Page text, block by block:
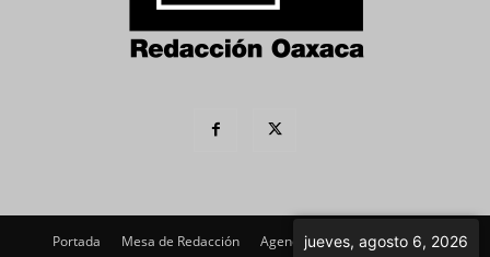
Portada Mesa de Redacción Agenda Política
Imagen
jueves, agosto 6, 2026